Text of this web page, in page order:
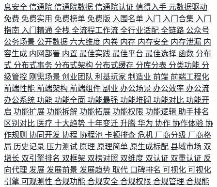
息安全 信通院 信通院数据 信通院认证 值得入手 元数据驱动
免费 免费实用 免费榜单 免费版 入围名单 入门 入门合集 入门
指南 入门精通 全栈 全流程工作流 全行业适配 全链路 公众号
公务场景 公开数据 六大维度 内卷 内存 内存安全 内存泄漏 内
容生成 内网部署 内置 最佳实践 最佳平台 最佳选择 函数 分布
式 分布式事务 分布式架构 分布式缓存 分库分表 分类功能 分
级管控 刚需场景 创业团队 利基玩家 制造业 前端 前端工程化
前端性能 前端架构 前端组件 副业 办公场景 办公效率 办公流
办公系统 功能 功能全面 功能最强 功能堆砌 功能对比 功能开
启 功能扩展 功能拆解 功能拓展 功能权限 功能逻辑 助手排名
区别对比 医疗 十大趋势 十年变迁 升腾 华为 协作 协作体验 协
作规则 协同开发 协程 协程池 卡顿排查 危机 厂商分级 厂商格
局 历史记录 压力测试 原理 原理简单 原生成标配 县域市场 双
增长 双引擎排名 双框架 双榜对照 双维度 双认证 双重认证 反
向代理 发展 发展前景 发展趋势 取代 口碑排名 可视化 可视化
引擎 可观测性 合规功能 合规安全 合规权限 合规管理 合规能